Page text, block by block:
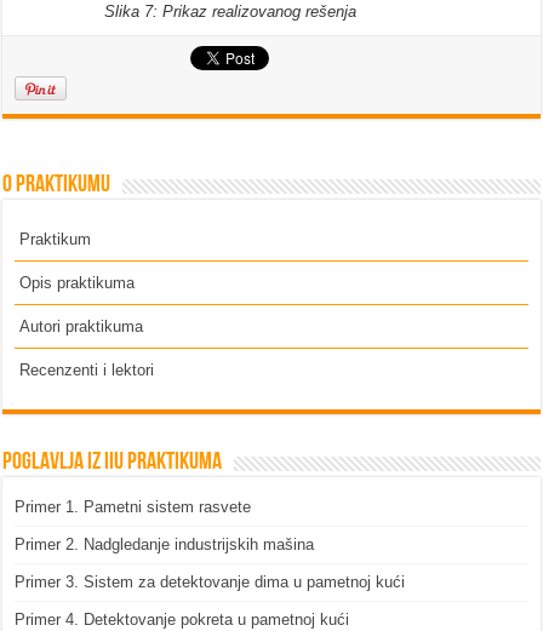
Slika 7: Prikaz realizovanog rešenja
O praktikumu
Praktikum
Opis praktikuma
Autori praktikuma
Recenzenti i lektori
Poglavlja iz IIU praktikuma
Primer 1. Pametni sistem rasvete
Primer 2. Nadgledanje industrijskih mašina
Primer 3. Sistem za detektovanje dima u pametnoj kući
Primer 4. Detektovanje pokreta u pametnoj kući